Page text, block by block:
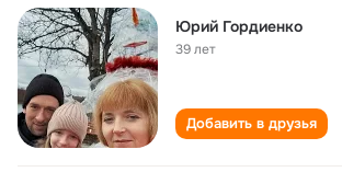
Юрий Гордиенко
39 лет
Добавить в друзья